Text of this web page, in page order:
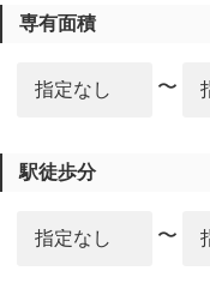
専有面積
〜
駅徒歩分
〜